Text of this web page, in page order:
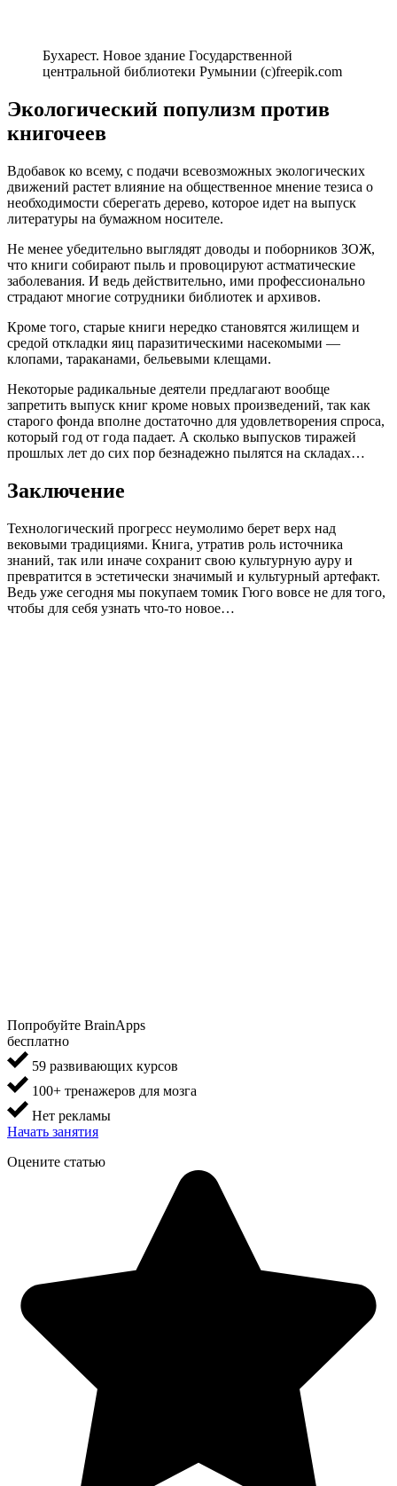
Бухарест. Новое здание Государственной
центральной библиотеки Румынии (c)freepik.com
Экологический популизм против
книгочеев
Вдобавок ко всему, с подачи всевозможных экологических
движений растет влияние на общественное мнение тезиса о
необходимости сберегать дерево, которое идет на выпуск
литературы на бумажном носителе.
Не менее убедительно выглядят доводы и поборников ЗОЖ,
что книги собирают пыль и провоцируют астматические
заболевания. И ведь действительно, ими профессионально
страдают многие сотрудники библиотек и архивов.
Кроме того, старые книги нередко становятся жилищем и
средой откладки яиц паразитическими насекомыми —
клопами, тараканами, бельевыми клещами.
Некоторые радикальные деятели предлагают вообще
запретить выпуск книг кроме новых произведений, так как
старого фонда вполне достаточно для удовлетворения спроса,
который год от года падает. А сколько выпусков тиражей
прошлых лет до сих пор безнадежно пылятся на складах…
Заключение
Технологический прогресс неумолимо берет верх над
вековыми традициями. Книга, утратив роль источника
знаний, так или иначе сохранит свою культурную ауру и
превратится в эстетически значимый и культурный артефакт.
Ведь уже сегодня мы покупаем томик Гюго вовсе не для того,
чтобы для себя узнать что-то новое…
Попробуйте BrainApps
бесплатно
59 развивающих курсов
100+ тренажеров для мозга
Нет рекламы
Начать занятия
Оцените статью